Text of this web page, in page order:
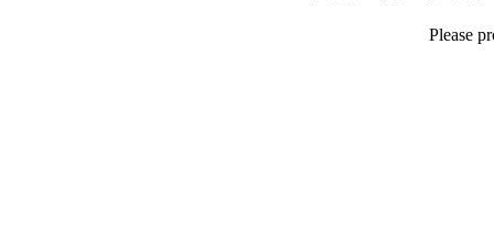
Please